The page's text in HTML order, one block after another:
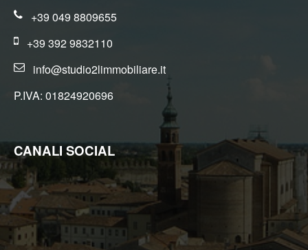
del D.Lgs. n. 56/2004 ed adottato con D.M. n. 143/2006;
Il trattamento sarà effettuato mediante elaborazione ed
elettronici, strettamente necessari per fornirLe il servizio
nostra struttura, il trattamento può comportare le operazioni
(raccolta, registrazione, organizzazione, conservazione,
elaborazione, modificazione, selezione, estrazione, confronto,
utilizzo, interconnessione, blocco, distruzione dei dati,
Nell'ambito del trattamento i dati vengono a conoscenza dei
dipendenti dell'Agenzia e/o dei collaboratori: esterni incaricati
dalla nostra Agenzia di espletare, nel rispetto della normativa
sulla privacy, accertamenti presso i pubblici registri
(Conservatoria dei Registri Immobiliari, Catasto, ecc.) ;
I dati potranno essere comunicati a soggetti iscritti all'albo dei
commercialisti e dei revisori contabili ed a consulenti del lavoro,
nonché ad istituti bancari e finanziari o altri soggetti dei quali
l'Agenzia si serve ed ai quali il trasferimento dei dati risulti
necessario per l'adempimento degli obblighi amministrativi,
contabili e gestionali legati all'ordinario svolgimento della nostra
+39 049 8809655
+39 392 9832110
info@studio2limmobiliare.it
P.IVA: 01824920696
CANALI SOCIAL